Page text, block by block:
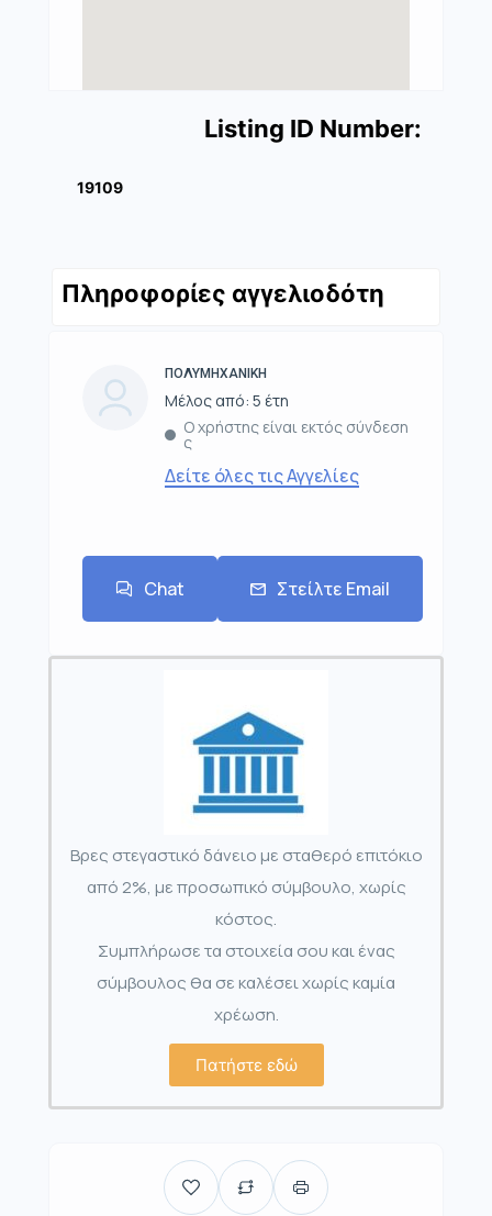
Listing ID Number:
19109
Πληροφορίες αγγελιοδότη
ΠΟΛΥΜΗΧΑΝΙΚΗ
Μέλος από: 5 έτη
Ο χρήστης είναι εκτός σύνδεση
ς
Δείτε όλες τις Αγγελίες
Chat Στείλτε Email
Βρες στεγαστικό δάνειο με σταθερό επιτόκιο
από 2%, με προσωπικό σύμβουλο, χωρίς
κόστος.
Συμπλήρωσε τα στοιχεία σου και ένας
σύμβουλος θα σε καλέσει χωρίς καμία
χρέωση.
Πατήστε εδώ